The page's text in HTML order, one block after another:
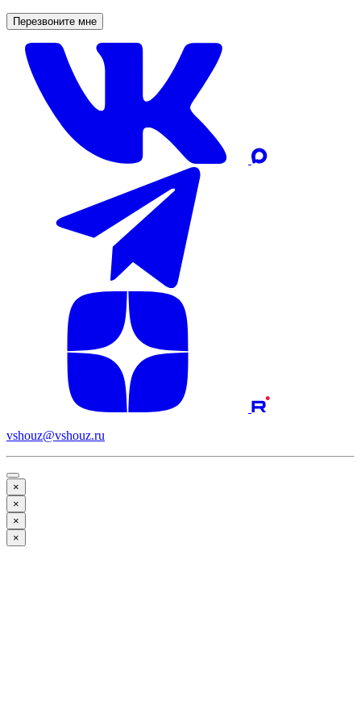
Перезвоните мне
vshouz@vshouz.ru
×
×
×
×